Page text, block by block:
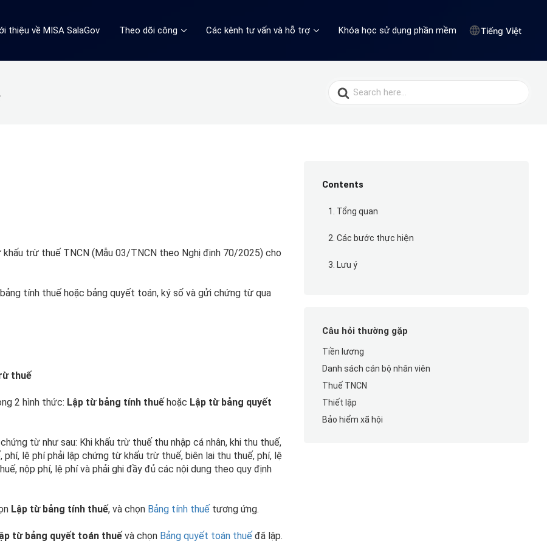
thiệu về MISA SalaGov Theo dõi công Các kênh tư vấn và hỗ trợ Khóa học sử dụng phần mềm Tiếng Việt
Search
for:
trừ thuế TNCN (Mẫu 03/TNCN theo Nghị định 70/2025) cho
tính thuế hoặc bảng quyết toán, ký số và gửi chứng từ qua
thuế
2 hình thức: Lập từ bảng tính thuế hoặc Lập từ bảng quyết
từ như sau: Khi khấu trừ thuế thu nhập cá nhân, khi thu thuế,
lệ phí phải lập chứng từ khấu trừ thuế, biên lai thu thuế, phí, lệ
nộp phí, lệ phí và phải ghi đầy đủ các nội dung theo quy định
Lập từ bảng tính thuế, và chọn Bảng tính thuế tương ứng.
từ bảng quyết toán thuế và chọn Bảng quyết toán thuế đã lập.
Contents
1. Tổng quan
2. Các bước thực hiện
3. Lưu ý
Câu hỏi thường gặp
Tiền lương
Danh sách cán bộ nhân viên
Thuế TNCN
Thiết lập
Bảo hiểm xã hội